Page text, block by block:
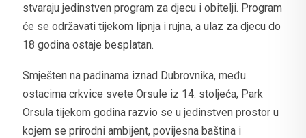
stvaraju jedinstven program za djecu i obitelji. Program
će se održavati tijekom lipnja i rujna, a ulaz za djecu do
18 godina ostaje besplatan.
Smješten na padinama iznad Dubrovnika, među
ostacima crkvice svete Orsule iz 14. stoljeća, Park
Orsula tijekom godina razvio se u jedinstven prostor u
kojem se prirodni ambijent, povijesna baština i